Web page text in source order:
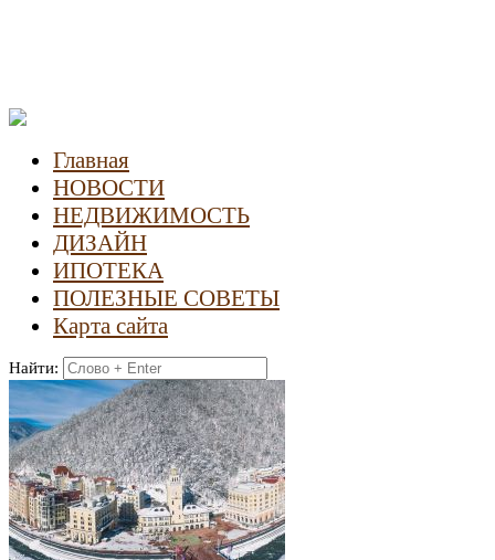
Главная
НОВОСТИ
НЕДВИЖИМОСТЬ
ДИЗАЙН
ИПОТЕКА
ПОЛЕЗНЫЕ СОВЕТЫ
Карта сайта
Найти: